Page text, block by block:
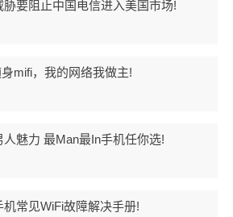
胁要阻止中国电信进入美国市场!
mifi，我的网络我做主!
人魅力 最Man最In手机任你选!
机常见WiFi故障解决手册!